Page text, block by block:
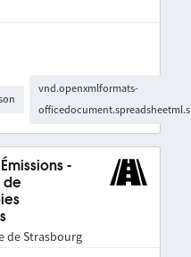
vnd.openxmlformats-
-
de
de Strasbourg